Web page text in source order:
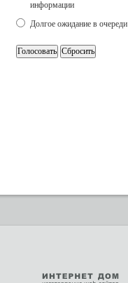
информации
Долгое ожидание в очереди